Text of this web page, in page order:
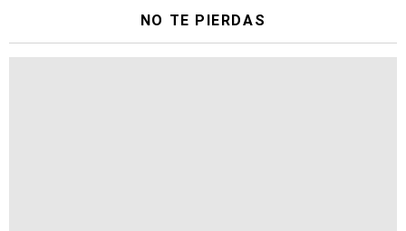
NO TE PIERDAS